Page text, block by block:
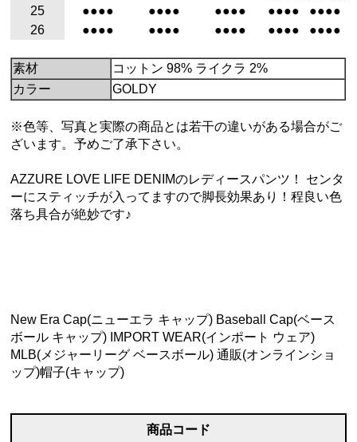
25
●●●● ●●●● ●●●● ●●●●
●●●●
26
●●●● ●●●● ●●●● ●●●● ●●●●
素材
コットン 98% ライクラ 2%
カラー
GOLDY
※色等、写真と実際の商品とは若干の違いがある場合がご
ざいます。予めご了承下さい。
AZZURE LOVE LIFE DENIMのレディースパンツ！ センタ
ーにスティッチが入ってますので脚長効果あり！程良い色
落ち具合が絶妙です♪
New Era Cap(ニューエラ キャップ) Baseball Cap(ベース
ボール キャップ) IMPORT WEAR(インポート ウェア)
MLB(メジャーリーグ ベースボール) 通販(オンラインショ
ップ)帽子(キャップ)
商品コード